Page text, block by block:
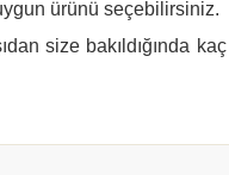
ürünü seçebilirsiniz.
size bakıldığında